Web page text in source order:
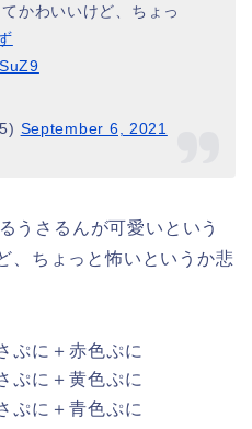
かわいいけど、ちょっ
September 6, 2021
うさるんが可愛いという
、ちょっと怖いというか悲
ぷに＋赤色ぷに
ぷに＋黄色ぷに
ぷに＋青色ぷに